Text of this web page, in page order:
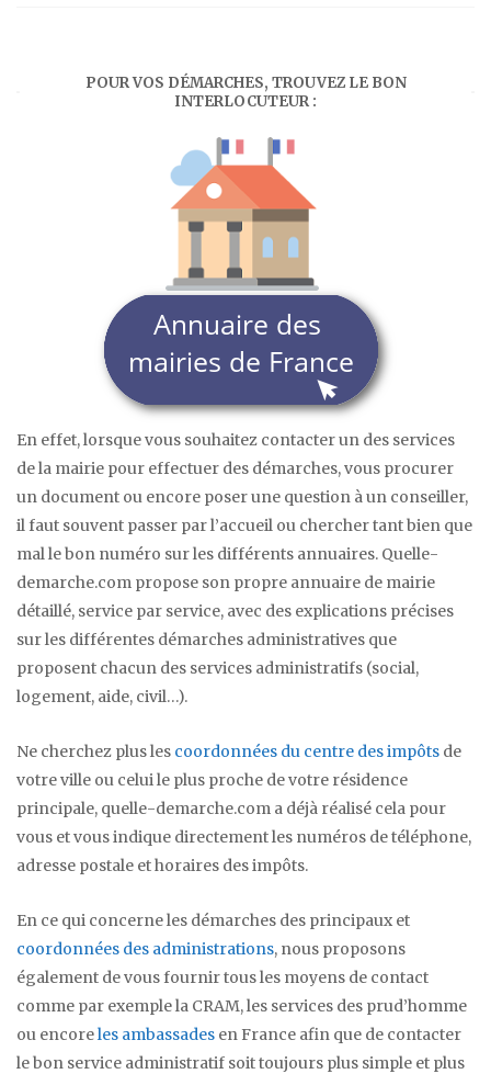
POUR VOS DÉMARCHES, TROUVEZ LE BON
INTERLOCUTEUR :
En effet, lorsque vous souhaitez contacter un des services
de la mairie pour effectuer des démarches, vous procurer
un document ou encore poser une question à un conseiller,
il faut souvent passer par l’accueil ou chercher tant bien que
mal le bon numéro sur les différents annuaires. Quelle-
demarche.com propose son propre annuaire de mairie
détaillé, service par service, avec des explications précises
sur les différentes démarches administratives que
proposent chacun des services administratifs (social,
logement, aide, civil…).
Ne cherchez plus les coordonnées du centre des impôts de
votre ville ou celui le plus proche de votre résidence
principale, quelle-demarche.com a déjà réalisé cela pour
vous et vous indique directement les numéros de téléphone,
adresse postale et horaires des impôts.
En ce qui concerne les démarches des principaux et
coordonnées des administrations, nous proposons
également de vous fournir tous les moyens de contact
comme par exemple la CRAM, les services des prud’homme
ou encoreles ambassades en France afin que de contacter
le bon service administratif soit toujours plus simple et plus